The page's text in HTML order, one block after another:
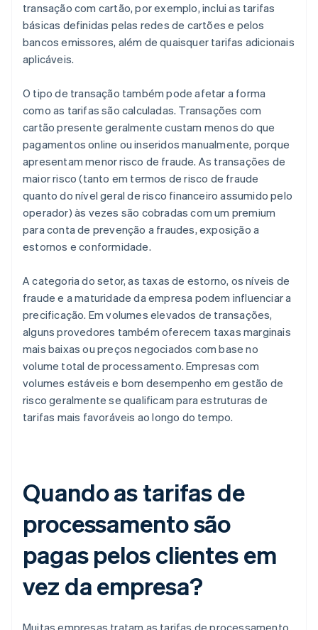
transação com cartão, por exemplo, inclui as tarifas
básicas definidas pelas redes de cartões e pelos
bancos emissores, além de quaisquer tarifas adicionais
aplicáveis.
O tipo de transação também pode afetar a forma
como as tarifas são calculadas. Transações com
cartão presente geralmente custam menos do que
pagamentos online ou inseridos manualmente, porque
apresentam menor risco de fraude. As transações de
maior risco (tanto em termos de risco de fraude
quanto do nível geral de risco financeiro assumido pelo
operador) às vezes são cobradas com um premium
para conta de prevenção a fraudes, exposição a
estornos e conformidade.
A categoria do setor, as taxas de estorno, os níveis de
fraude e a maturidade da empresa podem influenciar a
precificação. Em volumes elevados de transações,
alguns provedores também oferecem taxas marginais
mais baixas ou preços negociados com base no
volume total de processamento. Empresas com
volumes estáveis e bom desempenho em gestão de
risco geralmente se qualificam para estruturas de
tarifas mais favoráveis ao longo do tempo.
Quando as tarifas de
processamento são
pagas pelos clientes em
vez da empresa?